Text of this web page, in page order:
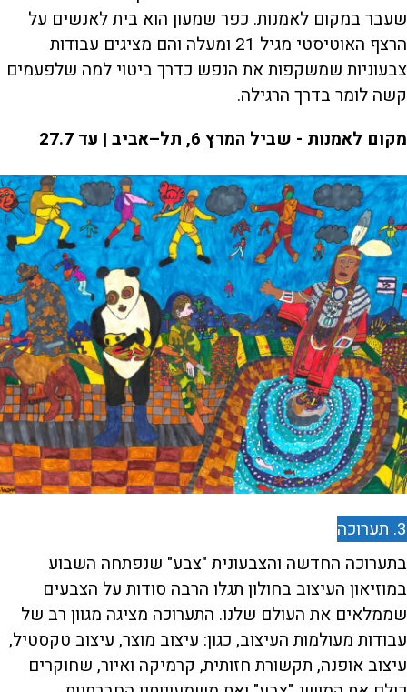
שעבר במקום לאמנות. כפר שמעון הוא בית לאנשים על
הרצף האוטיסטי מגיל 21 ומעלה והם מציגים עבודות
צבעוניות שמשקפות את הנפש כדרך ביטוי למה שלפעמים
קשה לומר בדרך הרגילה.
מקום לאמנות - שביל המרץ 6, תל–אביב | עד 27.7
3. תערוכה
בתערוכה החדשה והצבעונית "צבע" שנפתחה השבוע
במוזיאון העיצוב בחולון תגלו הרבה סודות על הצבעים
שממלאים את העולם שלנו. התערוכה מציגה מגוון רב של
עבודות מעולמות העיצוב, כגון: עיצוב מוצר, עיצוב טקסטיל,
עיצוב אופנה, תקשורת חזותית, קרמיקה ואיור, שחוקרים